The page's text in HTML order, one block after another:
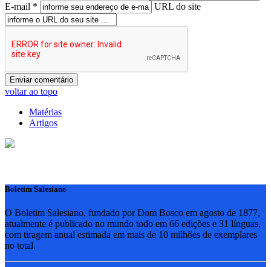
E-mail *
URL do site
voltar ao topo
Matérias
Artigos
Boletim Salesiano
O Boletim Salesiano, fundado por Dom Bosco em agosto de 1877,
atualmente é publicado no mundo todo em 66 edições e 31 línguas,
com tiragem anual estimada em mais de 10 milhões de exemplares
no total.